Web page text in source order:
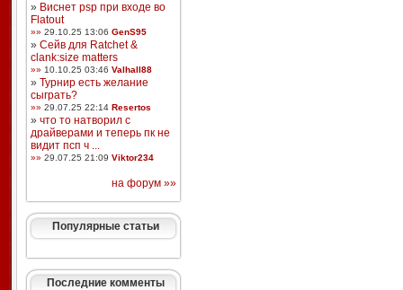
» Виснет psp при входе во
Flatout
»» 29.10.25 13:06 GenS95
» Сейв для Ratchet &
clank:size matters
»» 10.10.25 03:46 Valhall88
» Турнир есть желание
сыграть?
»» 29.07.25 22:14 Resertos
» что то натворил с
драйверами и теперь пк не
видит псп ч ...
»» 29.07.25 21:09 Viktor234
на форум »»
Популярные статьи
Последние комменты